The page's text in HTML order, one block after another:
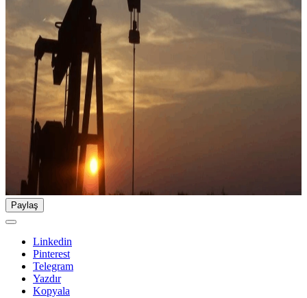
Paylaş
Linkedin
Pinterest
Telegram
Yazdır
Kopyala